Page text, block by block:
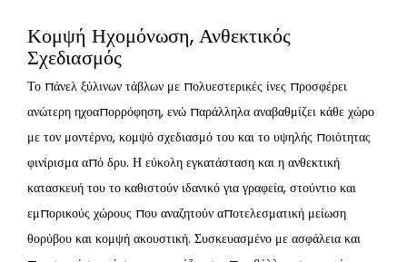
Κομψή Ηχομόνωση, Ανθεκτικός
Σχεδιασμός
Το πάνελ ξύλινων τάβλων με πολυεστερικές ίνες προσφέρει
ανώτερη ηχοαπορρόφηση, ενώ παράλληλα αναβαθμίζει κάθε χώρο
με τον μοντέρνο, κομψό σχεδιασμό του και το υψηλής ποιότητας
φινίρισμα από δρυ. Η εύκολη εγκατάσταση και η ανθεκτική
κατασκευή του το καθιστούν ιδανικό για γραφεία, στούντιο και
εμπορικούς χώρους που αναζητούν αποτελεσματική μείωση
θορύβου και κομψή ακουστική. Συσκευασμένο με ασφάλεια και